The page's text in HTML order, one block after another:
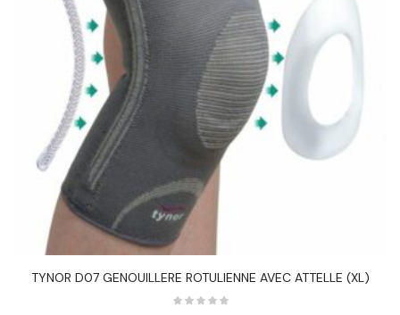
TYNOR D07 GENOUILLERE ROTULIENNE AVEC ATTELLE (XL)